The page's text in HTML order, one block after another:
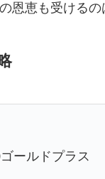
恩恵も受ける
ールドプラス